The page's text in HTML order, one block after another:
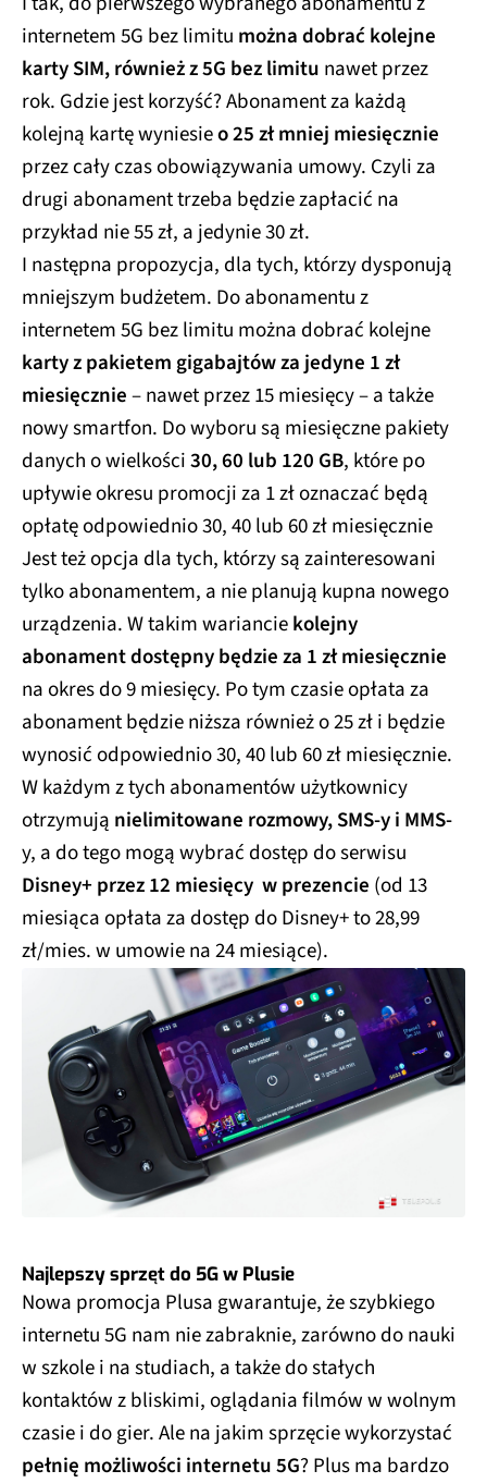
internetem 5G bez limitu można dobrać kolejne
karty SIM, również z 5G bez limitu nawet przez
rok. Gdzie jest korzyść? Abonament za każdą
kolejną kartę wyniesieo 25 zł mniej miesięcznie
przez cały czas obowiązywania umowy. Czyli za
drugi abonament trzeba będzie zapłacić na
przykład nie 55 zł, a jedynie 30 zł.
I następna propozycja, dla tych, którzy dysponują
mniejszym budżetem. Do abonamentu z
internetem 5G bez limitu można dobrać kolejne
karty z pakietem gigabajtów za jedyne 1 zł
miesięcznie– nawet przez 15 miesięcy – a także
nowy smartfon. Do wyboru są miesięczne pakiety
danych o wielkości30, 60 lub 120 GB, które po
upływie okresu promocji za 1 zł oznaczać będą
opłatę odpowiednio 30, 40 lub 60 zł miesięcznie
Jest też opcja dla tych, którzy są zainteresowani
tylko abonamentem, a nie planują kupna nowego
urządzenia. W takim warianciekolejny
abonament dostępny będzie za 1 zł miesięcznie
na okres do 9 miesięcy. Po tym czasie opłata za
abonament będzie niższa również o 25 zł i będzie
wynosić odpowiednio 30, 40 lub 60 zł miesięcznie.
W każdym z tych abonamentów użytkownicy
otrzymują nielimitowane rozmowy, SMS-y i MMS-
y, a do tego mogą wybrać dostęp do serwisu
Disney+ przez 12 miesięcy w prezencie (od 13
miesiąca opłata za dostęp do Disney+ to 28,99
zł/mies. w umowie na 24 miesiące).
Najlepszy sprzęt do 5G w Plusie
Nowa promocja Plusa gwarantuje, że szybkiego
internetu 5G nam nie zabraknie, zarówno do nauki
w szkole i na studiach, a także do stałych
kontaktów z bliskimi, oglądania filmów w wolnym
czasie i do gier. Ale na jakim sprzęcie wykorzystać
pełnię możliwości internetu 5G? Plus ma bardzo